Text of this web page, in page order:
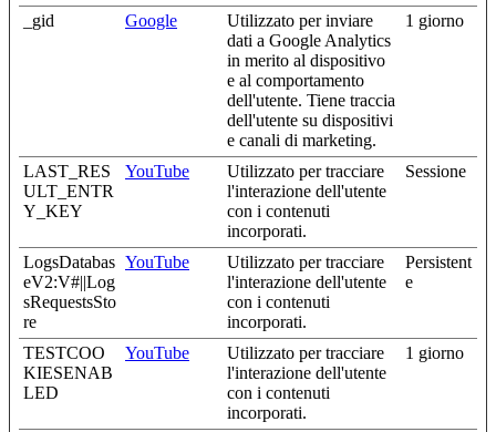
_gid Google
Utilizzato per inviare
dati a Google Analytics
in merito al dispositivo
e al comportamento
dell'utente. Tiene traccia
dell'utente su dispositivi
e canali di marketing.
1 giorno
LAST_RES
ULT_ENTR
Y_KEY
YouTube
Utilizzato per tracciare
l'interazione dell'utente
con i contenuti
incorporati.
Sessione
LogsDatabas
eV2:V#||Log
sRequestsSto
re
YouTube
Utilizzato per tracciare
l'interazione dell'utente
con i contenuti
incorporati.
Persistent
e
TESTCOO
KIESENAB
LED
YouTube
Utilizzato per tracciare
l'interazione dell'utente
con i contenuti
incorporati.
1 giorno